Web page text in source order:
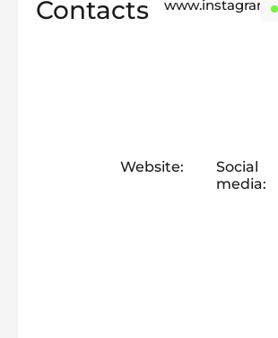
Contacts
Website:
Social
media: